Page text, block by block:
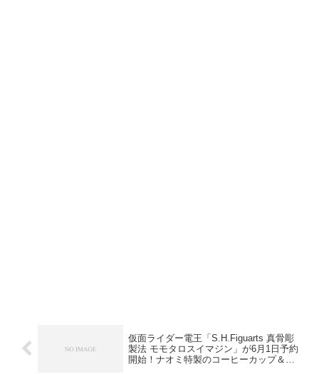
仮面ライダー電王「S.H.Figuarts 真骨彫
製法 モモタロスイマジン」が6月1日予約
開始！ナオミ特製のコーヒーカップ＆ソ